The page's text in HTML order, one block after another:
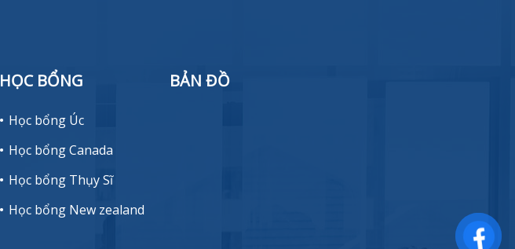
HỌC BỔNG
Học bổng Úc
Học bổng Canada
Học bổng Thụy Sĩ
Học bổng New zealand
BẢN ĐỒ